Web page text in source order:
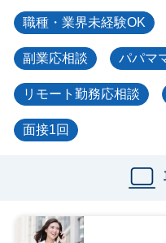
職種・業界未経験OK
副業応相談 パパマ
リモート勤務応相談
面接1回